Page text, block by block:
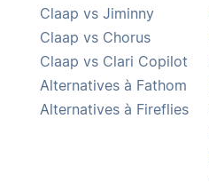
Claap vs Jiminny
Claap vs Chorus
Claap vs Clari Copilot
Alternatives à Fathom
Alternatives à Fireflies